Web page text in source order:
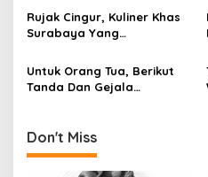
a
t
i
o
Rujak Cingur, Kuliner Khas
Surabaya Yang
Untuk Orang Tua, Berikut
Tanda Dan Gejala
Don't Miss